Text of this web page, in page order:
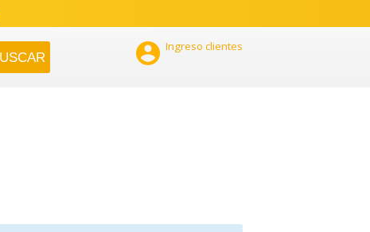
 Ingreso clientes